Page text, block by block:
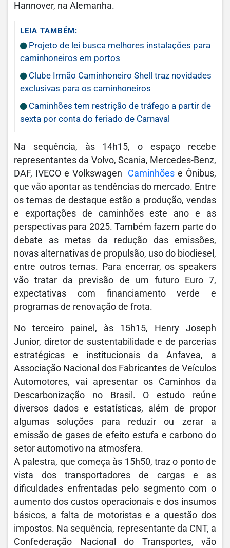
Hannover, na Alemanha.
LEIA TAMBÉM:
Projeto de lei busca melhores instalações para
caminhoneiros em portos
Clube Irmão Caminhoneiro Shell traz novidades
exclusivas para os caminhoneiros
Caminhões tem restrição de tráfego a partir de
sexta por conta do feriado de Carnaval
Na sequência, às 14h15, o espaço recebe
representantes da Volvo, Scania, Mercedes-Benz,
DAF, IVECO e Volkswagen
Caminhões e Ônibus,
que vão apontar as tendências do mercado. Entre
os temas de destaque estão a produção, vendas
e exportações de caminhões este ano e as
perspectivas para 2025. Também fazem parte do
debate as metas da redução das emissões,
novas alternativas de propulsão, uso do biodiesel,
entre outros temas. Para encerrar, os speakers
vão tratar da previsão de um futuro Euro 7,
expectativas com financiamento verde e
programas de renovação de frota.
No terceiro painel, às 15h15, Henry Joseph
Junior, diretor de sustentabilidade e de parcerias
estratégicas e institucionais da Anfavea, a
Associação Nacional dos Fabricantes de Veículos
Automotores, vai apresentar os Caminhos da
Descarbonização no Brasil. O estudo reúne
diversos dados e estatísticas, além de propor
algumas soluções para reduzir ou zerar a
emissão de gases de efeito estufa e carbono do
setor automotivo na atmosfera.
A palestra, que começa às 15h50, traz o ponto de
vista dos transportadores de cargas e as
dificuldades enfrentadas pelo segmento com o
aumento dos custos operacionais e dos insumos
básicos, a falta de motoristas e a questão dos
impostos. Na sequência, representante da CNT, a
Confederação Nacional do Transportes, vão